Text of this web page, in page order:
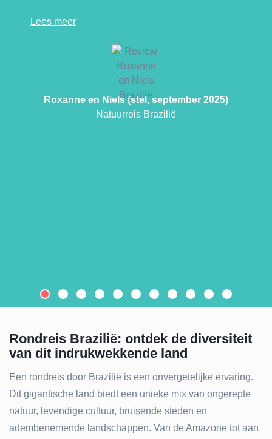
Lees meer
Roxanne en Niels (stel, september 2025)
Natuurreis Brazilië
Rondreis Brazilië: ontdek de diversiteit
van dit indrukwekkende land
Een rondreis door Brazilië is een onvergetelijke ervaring.
Dit gigantische land biedt een unieke mix van ongerepte
natuur, levendige cultuur, bruisende steden en
adembenemende landschappen. Van de Amazone tot aan